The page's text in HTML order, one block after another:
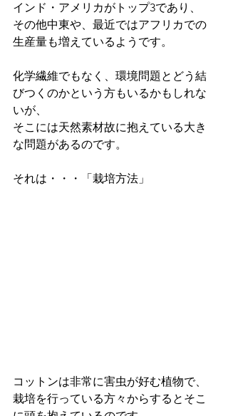
インド・アメリカがトップ3であり、
その他中東や、最近ではアフリカでの
生産量も増えているようです。
化学繊維でもなく、環境問題とどう結
びつくのかという方もいるかもしれな
いが、
そこには天然素材故に抱えている大き
な問題があるのです。
それは・・・「栽培方法」
コットンは非常に害虫が好む植物で、
栽培を行っている方々からするとそこ